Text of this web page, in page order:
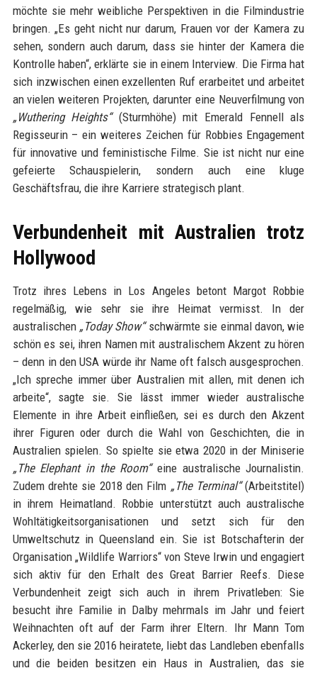
möchte sie mehr weibliche Perspektiven in die Filmindustrie
bringen. „Es geht nicht nur darum, Frauen vor der Kamera zu
sehen, sondern auch darum, dass sie hinter der Kamera die
Kontrolle haben“, erklärte sie in einem Interview. Die Firma hat
sich inzwischen einen exzellenten Ruf erarbeitet und arbeitet
an vielen weiteren Projekten, darunter eine Neuverfilmung von
„Wuthering Heights“(Sturmhöhe) mit Emerald Fennell als
Regisseurin – ein weiteres Zeichen für Robbies Engagement
für innovative und feministische Filme. Sie ist nicht nur eine
gefeierte Schauspielerin, sondern auch eine kluge
Geschäftsfrau, die ihre Karriere strategisch plant.
Verbundenheit mit Australien trotz
Hollywood
Trotz ihres Lebens in Los Angeles betont Margot Robbie
regelmäßig, wie sehr sie ihre Heimat vermisst. In der
australischen „Today Show“schwärmte sie einmal davon, wie
schön es sei, ihren Namen mit australischem Akzent zu hören
– denn in den USA würde ihr Name oft falsch ausgesprochen.
„Ich spreche immer über Australien mit allen, mit denen ich
arbeite“, sagte sie. Sie lässt immer wieder australische
Elemente in ihre Arbeit einfließen, sei es durch den Akzent
ihrer Figuren oder durch die Wahl von Geschichten, die in
Australien spielen. So spielte sie etwa 2020 in der Miniserie
„The Elephant in the Room“eine australische Journalistin.
Zudem drehte sie 2018 den Film „The Terminal“(Arbeitstitel)
in ihrem Heimatland. Robbie unterstützt auch australische
Wohltätigkeitsorganisationen und setzt sich für den
Umweltschutz in Queensland ein. Sie ist Botschafterin der
Organisation „Wildlife Warriors“ von Steve Irwin und engagiert
sich aktiv für den Erhalt des Great Barrier Reefs. Diese
Verbundenheit zeigt sich auch in ihrem Privatleben: Sie
besucht ihre Familie in Dalby mehrmals im Jahr und feiert
Weihnachten oft auf der Farm ihrer Eltern. Ihr Mann Tom
Ackerley, den sie 2016 heiratete, liebt das Landleben ebenfalls
und die beiden besitzen ein Haus in Australien, das sie